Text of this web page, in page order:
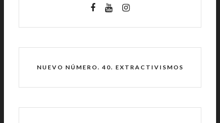
NUEVO NÚMERO. 40. EXTRACTIVISMOS